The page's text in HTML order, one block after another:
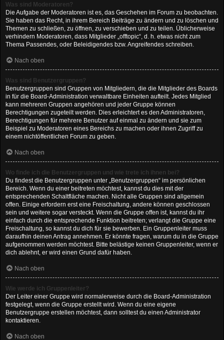
Was sind Moderatoren?
Die Aufgabe der Moderatoren ist es, das Geschehen im Forum zu beobachten.
Sie haben das Recht, in ihrem Bereich Beiträge zu ändern und zu löschen und
Themen zu schließen, zu öffnen, zu verschieben und zu teilen. Üblicherweise
verhindern Moderatoren, dass Mitglieder „offtopic“, d. h. etwas nicht zum
Thema Passendes, oder Beleidigendes bzw. Angreifendes schreiben.
Nach oben
Was sind Benutzergruppen?
Benutzergruppen sind Gruppen von Mitgliedern, die die Mitglieder des Boards
in für die Board-Administration verwaltbare Einheiten aufteilt. Jedes Mitglied
kann mehreren Gruppen angehören und jeder Gruppe können
Berechtigungen zugeteilt werden. Dies erleichtert es den Administratoren,
Berechtigungen für mehrere Benutzer auf einmal zu ändern und sie zum
Beispiel zu Moderatoren eines Bereichs zu machen oder ihnen Zugriff zu
einem nichtöffentlichen Forum zu geben.
Nach oben
Wo finde ich die Benutzergruppen und wie trete ich ihnen bei?
Du findest die Benutzergruppen unter „Benutzergruppen“ im persönlichen
Bereich. Wenn du einer beitreten möchtest, kannst du dies mit der
entsprechenden Schaltfläche machen. Nicht alle Gruppen sind allgemein
offen. Einige erfordern erst eine Freischaltung, andere können geschlossen
sein und weitere sogar versteckt. Wenn die Gruppe offen ist, kannst du ihr
einfach durch die entsprechende Funktion beitreten; verlangt die Gruppe eine
Freischaltung, so kannst du dich für sie bewerben. Ein Gruppenleiter muss
daraufhin deinen Antrag annehmen. Er könnte fragen, warum du in die Gruppe
aufgenommen werden möchtest. Bitte belästige keinen Gruppenleiter, wenn er
dich ablehnt, er wird einen Grund dafür haben.
Nach oben
Wie werde ich Gruppenleiter?
Der Leiter einer Gruppe wird normalerweise durch die Board-Administration
festgelegt, wenn die Gruppe erstellt wird. Wenn du eine eigene
Benutzergruppe erstellen möchtest, dann solltest du einen Administrator
kontaktieren.
Nach oben